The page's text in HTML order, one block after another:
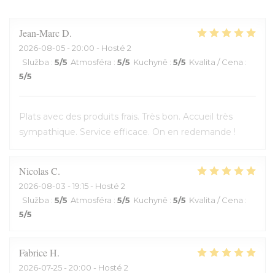
Jean-MarcD
2026-08-05 - 20:00 - Hosté 2
Služba : 5/5 Atmosféra : 5/5 Kuchyně : 5/5 Kvalita / Cena :
5/5
Plats avec des produits frais. Très bon. Accueil très
sympathique. Service efficace. On en redemande !
NicolasC
2026-08-03 - 19:15 - Hosté 2
Služba : 5/5 Atmosféra : 5/5 Kuchyně : 5/5 Kvalita / Cena :
5/5
FabriceH
2026-07-25 - 20:00 - Hosté 2